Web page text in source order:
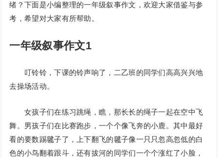
绪？下面是小编整理的一年级叙事作文，欢迎大家借鉴与参
考，希望对大家有所帮助。
一年级叙事作文1
叮铃铃，下课的铃声响了，二乙班的同学们高高兴兴地
去操场活动。
女孩子们在练习跳绳，瞧，那长长的绳子一起在空中飞
舞。男孩子们在比赛跑步，一个个像飞奔的小鹿。其中最好
看的要数踢毽子了，上下翻飞的毽子像一只只忽高忽低的白
色的小鸟翻着跟斗，还有拔河的同学们一个个涨红了小脸，